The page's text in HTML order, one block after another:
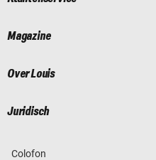
Magazine
Over Louis
Juridisch
Colofon